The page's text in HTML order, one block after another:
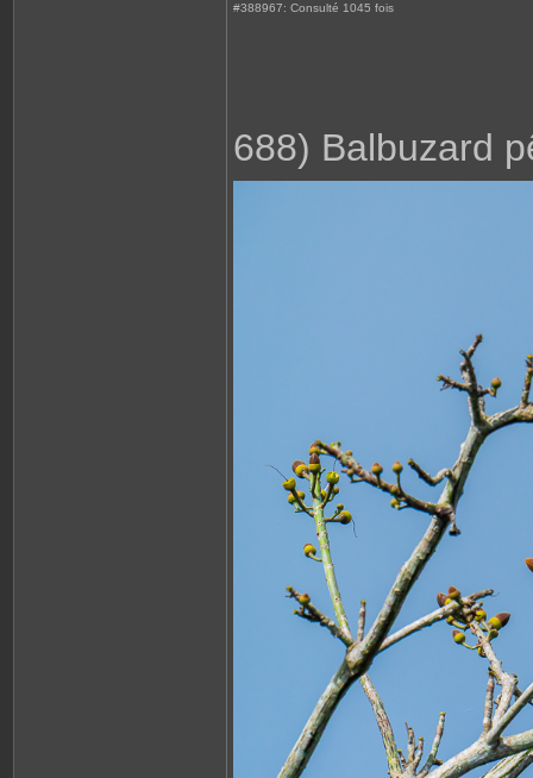
#388967: Consulté 1045 fois
688) Balbuzard